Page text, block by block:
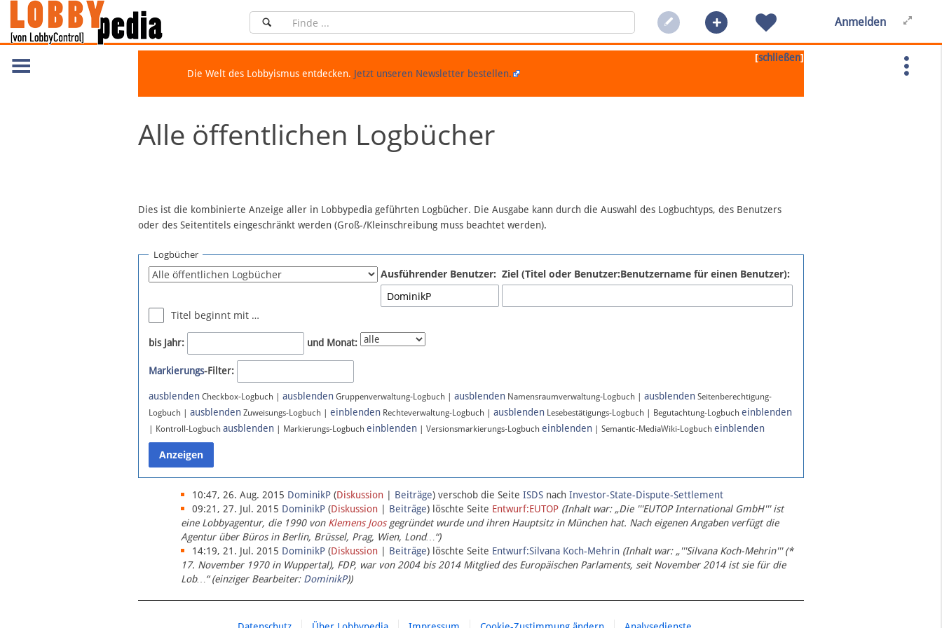
Anmelden
[schließen]
Die Welt des Lobbyismus entdecken. Jetzt unseren Newsletter bestellen.
Alle öffentlichen Logbücher
Dies ist die kombinierte Anzeige aller in Lobbypedia geführten Logbücher. Die Ausgabe kann durch die Auswahl des Logbuchtyps, des Benutzers
oder des Seitentitels eingeschränkt werden (Groß-/Kleinschreibung muss beachtet werden).
Logbücher
Ausführender Benutzer: Ziel (Titel oder Benutzer:Benutzername für einen Benutzer):
Titel beginnt mit …
bis Jahr: und Monat:
Markierungs-Filter:
ausblenden Checkbox-Logbuch | ausblenden Gruppenverwaltung-Logbuch | ausblenden Namensraumverwaltung-Logbuch | ausblenden Seitenberechtigung-
Logbuch | ausblenden Zuweisungs-Logbuch | einblenden Rechteverwaltung-Logbuch | ausblenden Lesebestätigungs-Logbuch | Begutachtung-Logbuch einblenden
| Kontroll-Logbuch ausblenden | Markierungs-Logbuch einblenden | Versionsmarkierungs-Logbuch einblenden | Semantic-MediaWiki-Logbuch einblenden
10:47, 26. Aug. 2015 DominikP (Diskussion | Beiträge) verschob die Seite ISDS nach Investor-State-Dispute-Settlement
09:21, 27. Jul. 2015 DominikP (Diskussion | Beiträge) löschte Seite Entwurf:EUTOP (Inhalt war: „Die '''EUTOP International GmbH''' ist
eine Lobbyagentur, die 1990 von Klemens Joosgegründet wurde und ihren Hauptsitz in München hat. Nach eigenen Angaben verfügt die
Agentur über Büros in Berlin, Brüssel, Prag, Wien, Lond…“)
14:19, 21. Jul. 2015 DominikP (Diskussion | Beiträge) löschte Seite Entwurf:Silvana Koch-Mehrin (Inhalt war: „'''Silvana Koch-Mehrin''' (*
17. November 1970 in Wuppertal), FDP, war von 2004 bis 2014 Mitglied des Europäischen Parlaments, seit November 2014 ist sie für die
Lob…“ (einziger Bearbeiter: DominikP))